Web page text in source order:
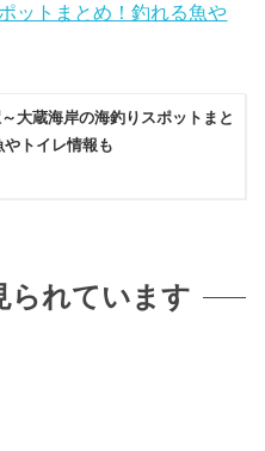
ットまとめ！釣れる魚や
大蔵海岸の海釣りスポットまと
トイレ情報も
られています